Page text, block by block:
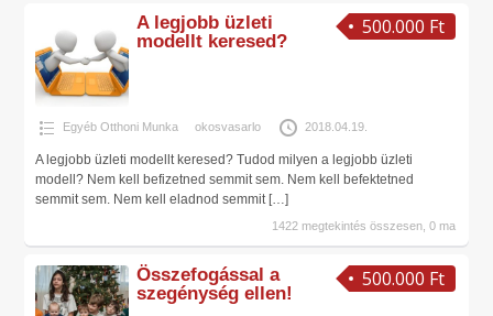
500.000 Ft
A legjobb üzleti
modellt keresed?
Egyéb Otthoni Munka okosvasarlo 2018.04.19.
A legjobb üzleti modellt keresed? Tudod milyen a legjobb üzleti
modell? Nem kell befizetned semmit sem. Nem kell befektetned
semmit sem. Nem kell eladnod semmit […]
1422 megtekintés összesen, 0 ma
500.000 Ft
Összefogással a
szegénység ellen!